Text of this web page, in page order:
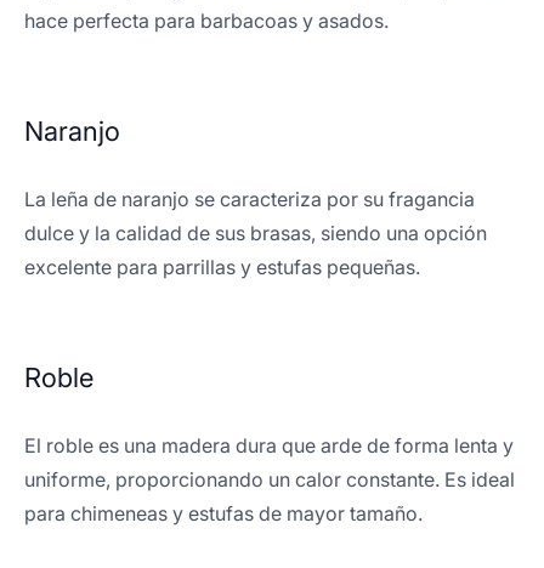
hace perfecta para barbacoas y asados.
Naranjo
La leña de naranjo se caracteriza por su fragancia
dulce y la calidad de sus brasas, siendo una opción
excelente para parrillas y estufas pequeñas.
Roble
El roble es una madera dura que arde de forma lenta y
uniforme, proporcionando un calor constante. Es ideal
para chimeneas y estufas de mayor tamaño.